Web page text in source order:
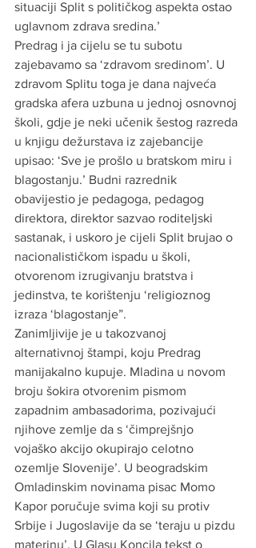
situaciji Split s političkog aspekta ostao
uglavnom zdrava sredina.’
Predrag i ja cijelu se tu subotu
zajebavamo sa ‘zdravom sredinom’. U
zdravom Splitu toga je dana najveća
gradska afera uzbuna u jednoj osnovnoj
školi, gdje je neki učenik šestog razreda
u knjigu dežurstava iz zajebancije
upisao: ‘Sve je prošlo u bratskom miru i
blagostanju.’ Budni razrednik
obavijestio je pedagoga, pedagog
direktora, direktor sazvao roditeljski
sastanak, i uskoro je cijeli Split brujao o
nacionalističkom ispadu u školi,
otvorenom izrugivanju bratstva i
jedinstva, te korištenju ‘religioznog
izraza ‘blagostanje”.
Zanimljivije je u takozvanoj
alternativnoj štampi, koju Predrag
manijakalno kupuje. Mladina u novom
broju šokira otvorenim pismom
zapadnim ambasadorima, pozivajući
njihove zemlje da s ‘čimprejšnjo
vojaško akcijo okupirajo celotno
ozemlje Slovenije’. U beogradskim
Omladinskim novinama pisac Momo
Kapor poručuje svima koji su protiv
Srbije i Jugoslavije da se ‘teraju u pizdu
materinu’. U Glasu Koncila tekst o